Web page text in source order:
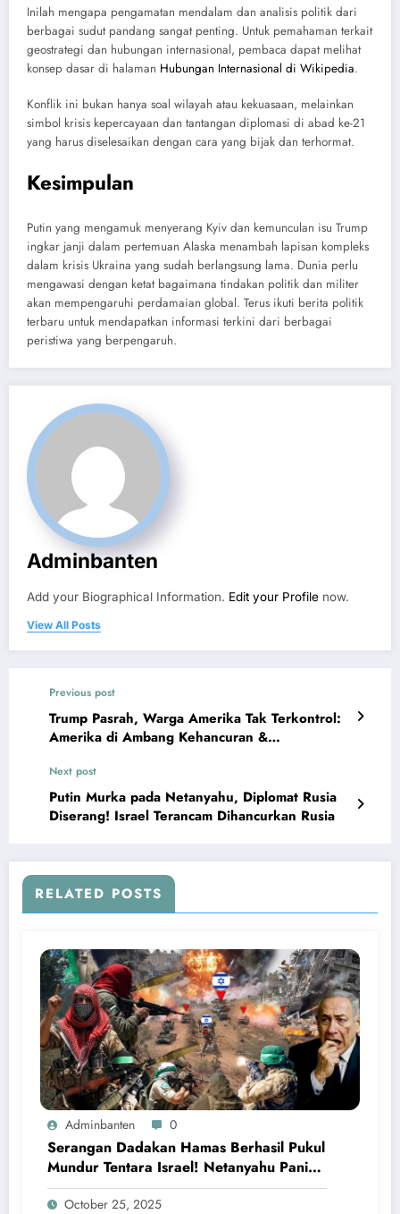
Inilah mengapa pengamatan mendalam dan analisis politik dari
berbagai sudut pandang sangat penting. Untuk pemahaman terkait
geostrategi dan hubungan internasional, pembaca dapat melihat
konsep dasar di halaman Hubungan Internasional di Wikipedia.
Konflik ini bukan hanya soal wilayah atau kekuasaan, melainkan
simbol krisis kepercayaan dan tantangan diplomasi di abad ke-21
yang harus diselesaikan dengan cara yang bijak dan terhormat.
Kesimpulan
Putin yang mengamuk menyerang Kyiv dan kemunculan isu Trump
ingkar janji dalam pertemuan Alaska menambah lapisan kompleks
dalam krisis Ukraina yang sudah berlangsung lama. Dunia perlu
mengawasi dengan ketat bagaimana tindakan politik dan militer
akan mempengaruhi perdamaian global. Terus ikuti berita politik
terbaru untuk mendapatkan informasi terkini dari berbagai
peristiwa yang berpengaruh.
Adminbanten
Add your Biographical Information. Edit your Profile now.
View All Posts
Previous post
Trump Pasrah, Warga Amerika Tak Terkontrol:
Amerika di Ambang Kehancuran &
Next post
Putin Murka pada Netanyahu, Diplomat Rusia
Diserang! Israel Terancam Dihancurkan Rusia
RELATED POSTS
Adminbanten 0
Serangan Dadakan Hamas Berhasil Pukul
Mundur Tentara Israel! Netanyahu Panik
Ketakutan
October 25, 2025